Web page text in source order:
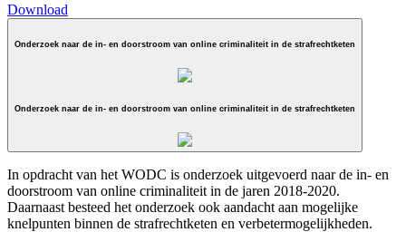
Download
Onderzoek naar de in- en doorstroom van online criminaliteit in de strafrechtketen
Onderzoek naar de in- en doorstroom van online criminaliteit in de strafrechtketen
In opdracht van het WODC is onderzoek uitgevoerd naar de in- en
doorstroom van online criminaliteit in de jaren 2018-2020.
Daarnaast besteed het onderzoek ook aandacht aan mogelijke
knelpunten binnen de strafrechtketen en verbetermogelijkheden.